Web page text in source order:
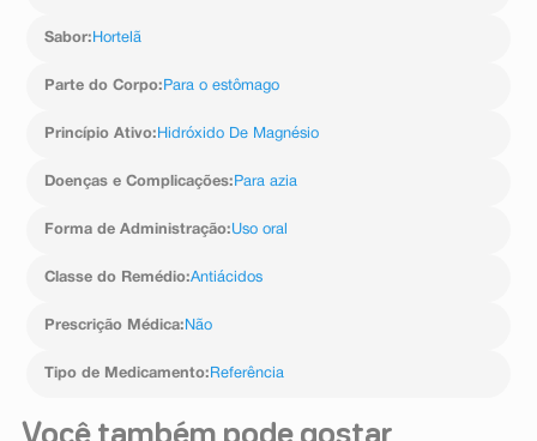
Sabor: Hortelã
Parte do Corpo: Para o estômago
Princípio Ativo: Hidróxido De Magnésio
Doenças e Complicações: Para azia
Forma de Administração:Uso oral
Classe do Remédio:Antiácidos
Prescrição Médica: Não
Tipo de Medicamento: Referência